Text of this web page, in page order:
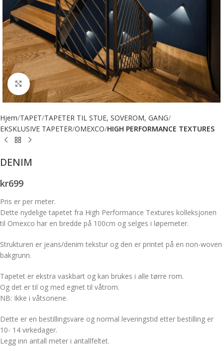
Forstørr bilde
Hjem TAPET TAPETER TIL STUE, SOVEROM, GANG
EKSKLUSIVE TAPETER OMEXCO HIGH PERFORMANCE TEXTURES
DENIM
kr699
Pris er per meter.
Dette nydelige tapetet fra High Performance Textures kolleksjonen
til Omexco har en bredde på 100cm og selges i løpemeter.
Strukturen er jeans/denim tekstur og den er printet på en non-woven
bakgrunn.
Tapetet er ekstra vaskbart og kan brukes i alle tørre rom.
Og det er til og med egnet til våtrom.
NB: Ikke i våtsonene.
Dette er en bestillingsvare og normal leveringstid etter bestilling er
10- 14 virkedager.
Legg inn antall meter i antallfeltet.